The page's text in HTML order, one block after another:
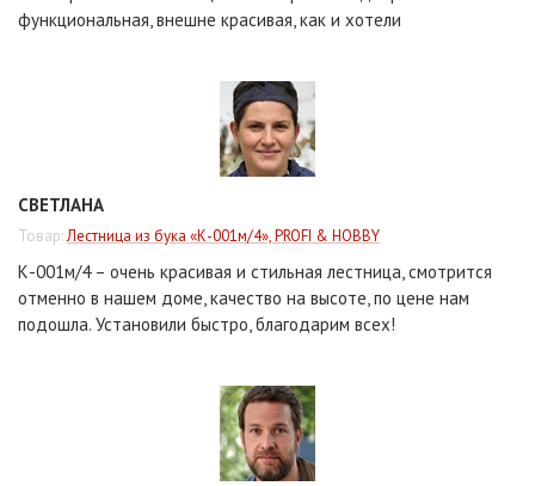
функциональная, внешне красивая, как и хотели
СВЕТЛАНА
Товар:Лестница из бука «К-001м/4», PROFI & HOBBY
К-001м/4 – очень красивая и стильная лестница, смотрится
отменно в нашем доме, качество на высоте, по цене нам
подошла. Установили быстро, благодарим всех!